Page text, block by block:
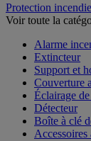
Protection incendie
Voir toute la
Alarme
Extincteur
Support et
Couverture
Éclairage
Détecteur
Boîte à clé